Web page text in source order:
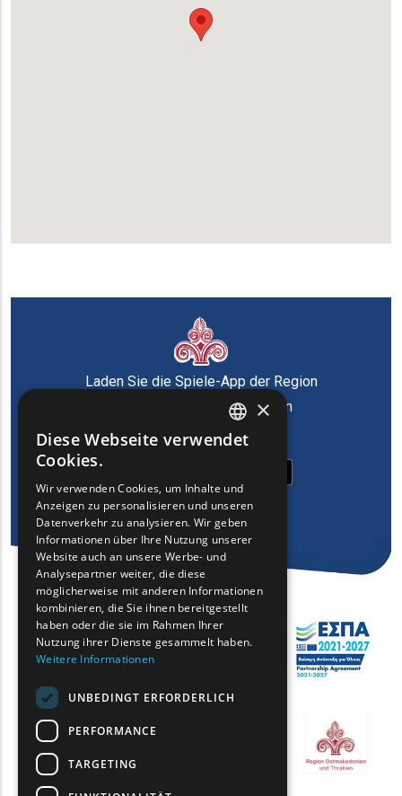
Laden Sie die Spiele-App der Region
Ostmazedonien und Thrakien
ENGLISH
FRENCH
BULGARIAN
ROMANIAN
TURKISH
×
Diese Webseite verwendet
Cookies.
Wir verwenden Cookies, um Inhalte und
Anzeigen zu personalisieren und unseren
Datenverkehr zu analysieren. Wir geben
Informationen über Ihre Nutzung unserer
Website auch an unsere Werbe- und
Analysepartner weiter, die diese
möglicherweise mit anderen Informationen
kombinieren, die Sie ihnen bereitgestellt
haben oder die sie im Rahmen Ihrer
Nutzung ihrer Dienste gesammelt haben.
Weitere Informationen
UNBEDINGT ERFORDERLICH
PERFORMANCE
TARGETING